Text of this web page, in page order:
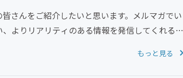
さんをご紹介したいと思います。メルマガでい
よりリアリティのある情報を発信してくれる皆
もっと見る